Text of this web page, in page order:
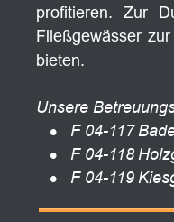
profitieren.
Zur
Fließgewässer zur
bieten.
Unsere
•
F 04-117
•
F 04-118
•
F 04-119